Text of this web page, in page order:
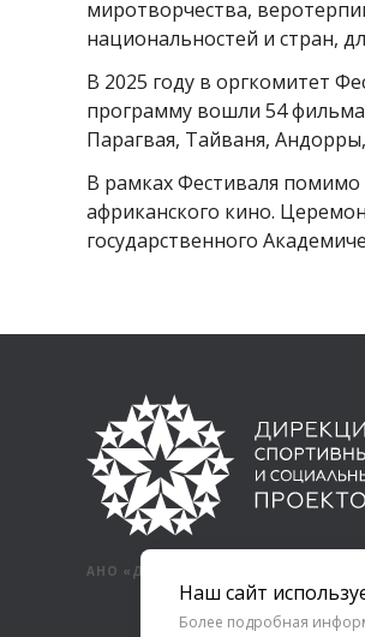
миротворчества,
национальностей и стран,
В 2025 году в оргкомитет
программу вошли 54 фильма
Парагвая, Тайваня,
В рамках Фестиваля
африканского кино.
государственного
АНО «ДИРЕКЦИЯ СПОРТИВНЫХ И
Наш сайт
Более подробная